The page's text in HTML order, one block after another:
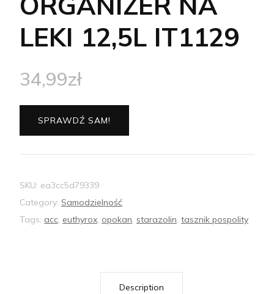
LEKI 12,5L IT1129
34,99zł
SPRAWDŹ SAM!
SKU: ea3cc5d79339
Category: Samodzielność
Tags: acc, euthyrox, opokan, starazolin, tasznik pospolity
Description